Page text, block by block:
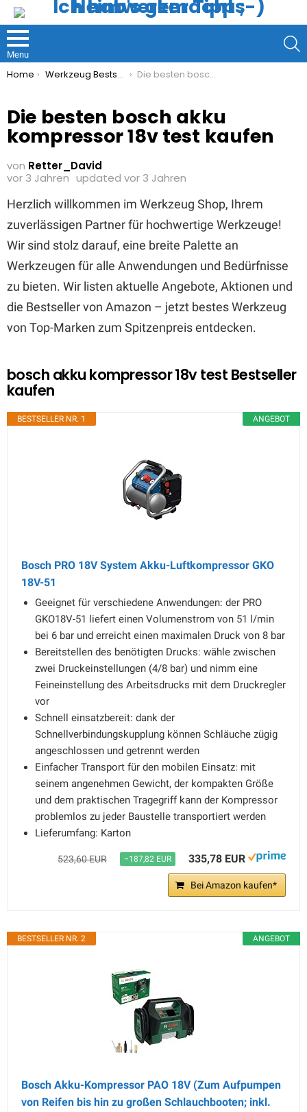
Menu
You are here:
Home Werkzeug Bestseller Die besten bosch akku kompressor 18v test kaufen
Die besten bosch akku
kompressor 18v test kaufen
von Retter_David
vor 3 Jahren updated vor 3 Jahren
Herzlich willkommen im Werkzeug Shop, Ihrem
zuverlässigen Partner für hochwertige Werkzeuge!
Wir sind stolz darauf, eine breite Palette an
Werkzeugen für alle Anwendungen und Bedürfnisse
zu bieten. Wir listen aktuelle Angebote, Aktionen und
die Bestseller von Amazon – jetzt bestes Werkzeug
von Top-Marken zum Spitzenpreis entdecken.
bosch akku kompressor 18v test Bestseller
kaufen
ANGEBOT
BESTSELLER NR. 1
Bosch PRO 18V System Akku-Luftkompressor GKO
18V-51
Geeignet für verschiedene Anwendungen: der PRO
GKO18V-51 liefert einen Volumenstrom von 51 l/min
bei 6 bar und erreicht einen maximalen Druck von 8 bar
Bereitstellen des benötigten Drucks: wähle zwischen
zwei Druckeinstellungen (4/8 bar) und nimm eine
Feineinstellung des Arbeitsdrucks mit dem Druckregler
vor
Schnell einsatzbereit: dank der
Schnellverbindungskupplung können Schläuche zügig
angeschlossen und getrennt werden
Einfacher Transport für den mobilen Einsatz: mit
seinem angenehmen Gewicht, der kompakten Größe
und dem praktischen Tragegriff kann der Kompressor
problemlos zu jeder Baustelle transportiert werden
Lieferumfang: Karton
523,60 EUR −187,82 EUR 335,78 EUR
Bei Amazon kaufen*
ANGEBOT
BESTSELLER NR. 2
Bosch Akku-Kompressor PAO 18V (Zum Aufpumpen
von Reifen bis hin zu großen Schlauchbooten; inkl.